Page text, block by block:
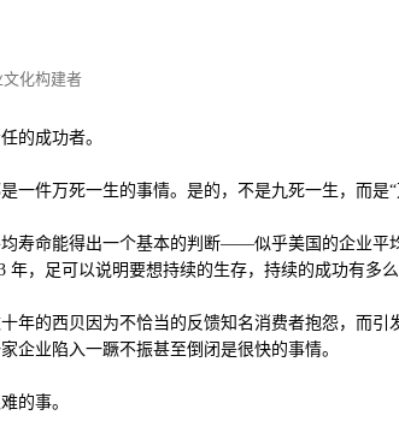
化构建者
的成功者。
一件万死一生的事情。是的，不是九死一生，而是“
寿命能得出一个基本的判断——似乎美国的企业平
年，足可以说明要想持续的生存，持续的成功有多么
年的西贝因为不恰当的反馈知名消费者抱怨，而引
企业陷入一蹶不振甚至倒闭是很快的事情。
的事。